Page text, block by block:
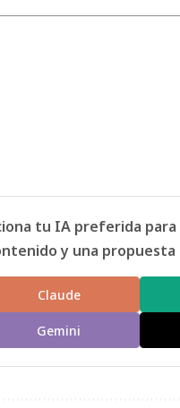
tu IA preferida
y una propuesta
Claude
Gemini